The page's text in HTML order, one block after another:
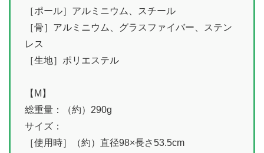
［ポール］アルミニウム、スチール
［骨］アルミニウム、グラスファイバー、ステン
レス
［生地］ポリエステル
【M】
総重量：（約）290g
サイズ：
［使用時］（約）直径98×長さ53.5cm